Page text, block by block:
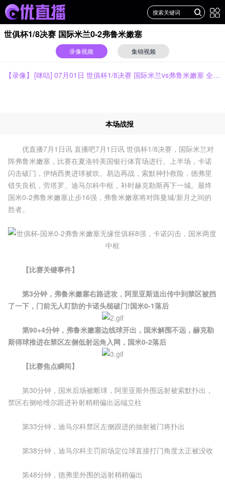
世俱杯1/8决赛 国际米兰0-2弗鲁米嫩塞
录像视频 集锦视频
【录像】 [咪咕] 07月01日 世俱杯1/8决赛 国际米兰vs弗鲁米嫩塞 全场录像[有比分]
本场战报
优直播7月1日讯 直播吧7月1日讯 世俱杯1/8决赛，国际米兰对
阵弗鲁米嫩塞，比赛在夏洛特美国银行体育场进行。上半场，卡诺
闪击破门，伊纳西奥进球被吹。易边再战，索默神扑救险，德弗里
错失良机，劳塔罗、迪马尔科中框，补时赫克勒斯再下一城。最终
国米0-2弗鲁米嫩塞止步16强，弗鲁米嫩塞将对阵曼城/新月之间的
胜者。
【比赛关键事件】
第3分钟，弗鲁米嫩塞右路进攻，阿里亚斯送出传中到禁区被挡
了一下，门前无人盯防的卡诺头槌破门!国米0-1落后
第90+4分钟，弗鲁米嫩塞边线球开出，国米解围不远，赫克勒
斯得球推进在禁区左侧低射远角入网，国米0-2落后
【比赛焦点瞬间】
第30分钟，国米后场被断球，阿里亚斯外围远射被索默扑出，
禁区右侧哈维尔跟进补射稍稍偏出远端立柱
第33分钟，迪马尔科禁区左侧跟进的抽射被门将扑出
第38分钟，迪马尔科主罚前场定位球直接打门角度太正被没收
第48分钟，德弗里外围的远射稍稍偏出